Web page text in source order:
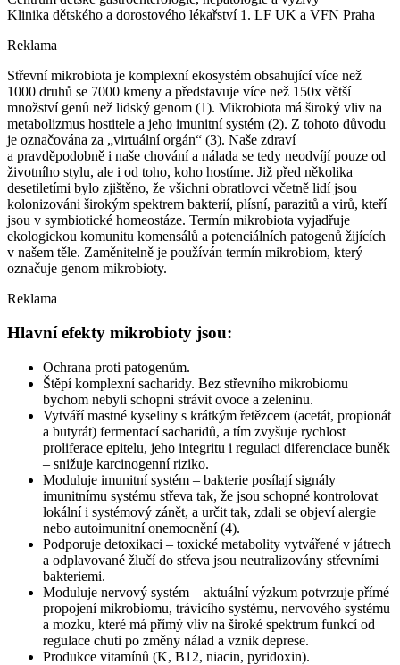
Klinika dětského a dorostového lékařství 1. LF UK a VFN Praha
Reklama
Střevní mikrobiota je komplexní ekosystém obsahující více než
1000 druhů se 7000 kmeny a představuje více než 150x větší
množství genů než lidský genom (1). Mikrobiota má široký vliv na
metabolizmus hostitele a jeho imunitní systém (2). Z tohoto důvodu
je označována za „virtuální orgán“ (3). Naše zdraví
a pravděpodobně i naše chování a nálada se tedy neodvíjí pouze od
životního stylu, ale i od toho, koho hostíme. Již před několika
desetiletími bylo zjištěno, že všichni obratlovci včetně lidí jsou
kolonizováni širokým spektrem bakterií, plísní, parazitů a virů, kteří
jsou v symbiotické homeostáze. Termín mikrobiota vyjadřuje
ekologickou komunitu komensálů a potenciálních patogenů žijících
v našem těle. Zaměnitelně je používán termín mikrobiom, který
označuje genom mikrobioty.
Reklama
Hlavní efekty mikrobioty jsou:
Ochrana proti patogenům.
Štěpí komplexní sacharidy. Bez střevního mikrobiomu
bychom nebyli schopni strávit ovoce a zeleninu.
Vytváří mastné kyseliny s krátkým řetězcem (acetát, propionát
a butyrát) fermentací sacharidů, a tím zvyšuje rychlost
proliferace epitelu, jeho integritu i regulaci diferenciace buněk
–⁠ snižuje karcinogenní riziko.
Moduluje imunitní systém –⁠ bakterie posílají signály
imunitnímu systému střeva tak, že jsou schopné kontrolovat
lokální i systémový zánět, a určit tak, zdali se objeví alergie
nebo autoimunitní onemocnění (4).
Podporuje detoxikaci –⁠ toxické metabolity vytvářené v játrech
a odplavované žlučí do střeva jsou neutralizovány střevními
bakteriemi.
Moduluje nervový systém –⁠ aktuální výzkum potvrzuje přímé
propojení mikrobiomu, trávicího systému, nervového systému
a mozku, které má přímý vliv na široké spektrum funkcí od
regulace chuti po změny nálad a vznik deprese.
Produkce vitamínů (K, B12, niacin, pyridoxin).